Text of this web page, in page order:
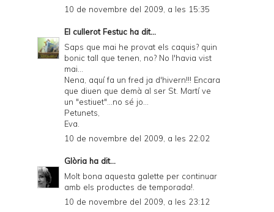
10 de novembre del 2009, a les 15:35
El cullerot Festuc ha dit...
Saps que mai he provat els caquis? quin
bonic tall que tenen, no? No l'havia vist
mai...
Nena, aquí fa un fred ja d'hivern!!! Encara
que diuen que demà al ser St. Martí ve
un "estiuet"...no sé jo...
Petunets,
Eva.
10 de novembre del 2009, a les 22:02
Glòria ha dit...
Molt bona aquesta galette per continuar
amb els productes de temporada!.
10 de novembre del 2009, a les 23:12